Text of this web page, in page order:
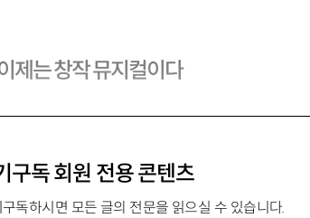
구독 회원 전용 콘텐츠
구독하시면 모든 글의 전문을 읽으실 수 있습니다.
제는 창작 뮤지컬이다